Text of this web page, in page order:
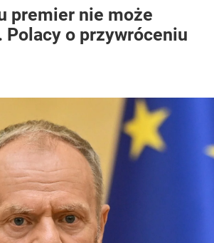
premier nie może
Polacy o przywróceniu